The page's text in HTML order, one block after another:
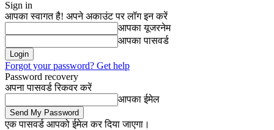
Sign in
आपका स्वागत है! अपने अकाउंट पर लॉग इन करें
आपका यूजरनेम
आपका पासवर्ड
Forgot your password? Get help
Password recovery
अपना पासवर्ड रिकवर करें
आपका ईमेल
एक पासवर्ड आपको ईमेल कर दिया जाएगा।